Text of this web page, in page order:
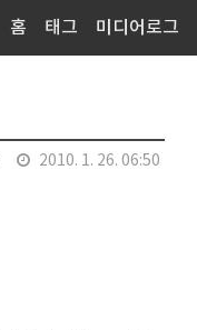
홈 태그 미디어로그
2010. 1. 26. 06:50